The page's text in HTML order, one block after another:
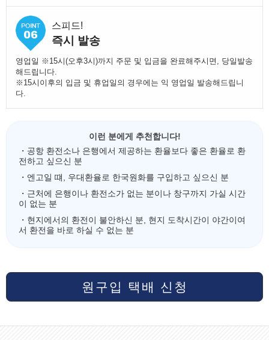
스피드!
즉시 발송
영업일 ※15시(오후3시)까지 주문 및 입금을 완료해주시면, 당일발송
해드립니다.
※15시이후의 입금 및 휴업일의 경우에는 익 영업일 발송해드립니
다.
이런 분에게 추천합니다!
・공항 환전소나 은행에서 제공하는 환율보다 좋은 환율로 환
전하고 싶으신 분
・엔고일 떄, 우대환율로 한국원화를 구입하고 싶으신 분
・근처에 은행이나 환전소가 없는 분이나 창구까지 가실 시간
이 없는 분
・현지에서의 환전이 불안하신 분, 현지 도착시간이 야간이여
서 환전을 바로 하실 수 없는 분
원구입 택배 신청